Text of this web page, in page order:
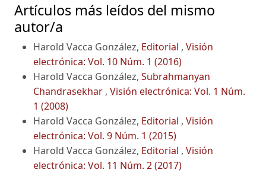
Artículos más leídos del mismo
autor/a
Harold Vacca González, Editorial , Visión
electrónica: Vol. 10 Núm. 1 (2016)
Harold Vacca González, Subrahmanyan
Chandrasekhar , Visión electrónica: Vol. 1 Núm.
1 (2008)
Harold Vacca González, Editorial , Visión
electrónica: Vol. 9 Núm. 1 (2015)
Harold Vacca González, Editorial , Visión
electrónica: Vol. 11 Núm. 2 (2017)